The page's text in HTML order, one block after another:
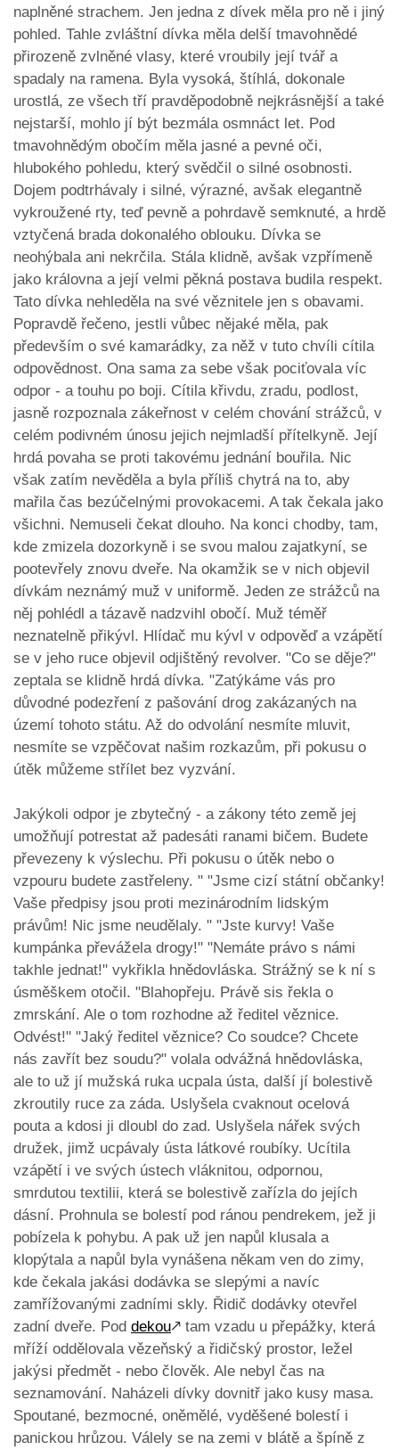
naplněné strachem. Jen jedna z dívek měla pro ně i jiný
pohled. Tahle zvláštní dívka měla delší tmavohnědé
přirozeně zvlněné vlasy, které vroubily její tvář a
spadaly na ramena. Byla vysoká, štíhlá, dokonale
urostlá, ze všech tří pravděpodobně nejkrásnější a také
nejstarší, mohlo jí být bezmála osmnáct let. Pod
tmavohnědým obočím měla jasné a pevné oči,
hlubokého pohledu, který svědčil o silné osobnosti.
Dojem podtrhávaly i silné, výrazné, avšak elegantně
vykroužené rty, teď pevně a pohrdavě semknuté, a hrdě
vztyčená brada dokonalého oblouku. Dívka se
neohýbala ani nekrčila. Stála klidně, avšak vzpřímeně
jako královna a její velmi pěkná postava budila respekt.
Tato dívka nehleděla na své věznitele jen s obavami.
Popravdě řečeno, jestli vůbec nějaké měla, pak
především o své kamarádky, za něž v tuto chvíli cítila
odpovědnost. Ona sama za sebe však pociťovala víc
odpor - a touhu po boji. Cítila křivdu, zradu, podlost,
jasně rozpoznala zákeřnost v celém chování strážců, v
celém podivném únosu jejich nejmladší přítelkyně. Její
hrdá povaha se proti takovému jednání bouřila. Nic
však zatím nevěděla a byla příliš chytrá na to, aby
mařila čas bezúčelnými provokacemi. A tak čekala jako
všichni. Nemuseli čekat dlouho. Na konci chodby, tam,
kde zmizela dozorkyně i se svou malou zajatkyní, se
pootevřely znovu dveře. Na okamžik se v nich objevil
dívkám neznámý muž v uniformě. Jeden ze strážců na
něj pohlédl a tázavě nadzvihl obočí. Muž téměř
neznatelně přikývl. Hlídač mu kývl v odpověď a vzápětí
se v jeho ruce objevil odjištěný revolver. "Co se děje?"
zeptala se klidně hrdá dívka. "Zatýkáme vás pro
důvodné podezření z pašování drog zakázaných na
území tohoto státu. Až do odvolání nesmíte mluvit,
nesmíte se vzpěčovat našim rozkazům, při pokusu o
útěk můžeme střílet bez vyzvání.
Jakýkoli odpor je zbytečný - a zákony této země jej
umožňují potrestat až padesáti ranami bičem. Budete
převezeny k výslechu. Při pokusu o útěk nebo o
vzpouru budete zastřeleny. " "Jsme cizí státní občanky!
Vaše předpisy jsou proti mezinárodním lidským
právům! Nic jsme neudělaly. " "Jste kurvy! Vaše
kumpánka převážela drogy!" "Nemáte právo s námi
takhle jednat!" vykřikla hnědovláska. Strážný se k ní s
úsměškem otočil. "Blahopřeju. Právě sis řekla o
zmrskání. Ale o tom rozhodne až ředitel věznice.
Odvést!" "Jaký ředitel věznice? Co soudce? Chcete
nás zavřít bez soudu?" volala odvážná hnědovláska,
ale to už jí mužská ruka ucpala ústa, další jí bolestivě
zkroutily ruce za záda. Uslyšela cvaknout ocelová
pouta a kdosi ji dloubl do zad. Uslyšela nářek svých
družek, jimž ucpávaly ústa látkové roubíky. Ucítila
vzápětí i ve svých ústech vláknitou, odpornou,
smrdutou textilii, která se bolestivě zařízla do jejích
dásní. Prohnula se bolestí pod ránou pendrekem, jež ji
pobízela k pohybu. A pak už jen napůl klusala a
klopýtala a napůl byla vynášena někam ven do zimy,
kde čekala jakási dodávka se slepými a navíc
zamřížovanými zadními skly. Řidič dodávky otevřel
zadní dveře. Pod dekou🡕 tam vzadu u přepážky, která
mříží oddělovala vězeňský a řidičský prostor, ležel
jakýsi předmět - nebo člověk. Ale nebyl čas na
seznamování. Naházeli dívky dovnitř jako kusy masa.
Spoutané, bezmocné, oněmělé, vyděšené bolestí i
panickou hrůzou. Válely se na zemi v blátě a špíně z